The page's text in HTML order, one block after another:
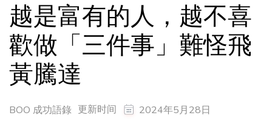
越是富有的人，越不喜
歡做「三件事」難怪飛
黃騰達
BOO 成功語錄 更新时间 2024年5月28日